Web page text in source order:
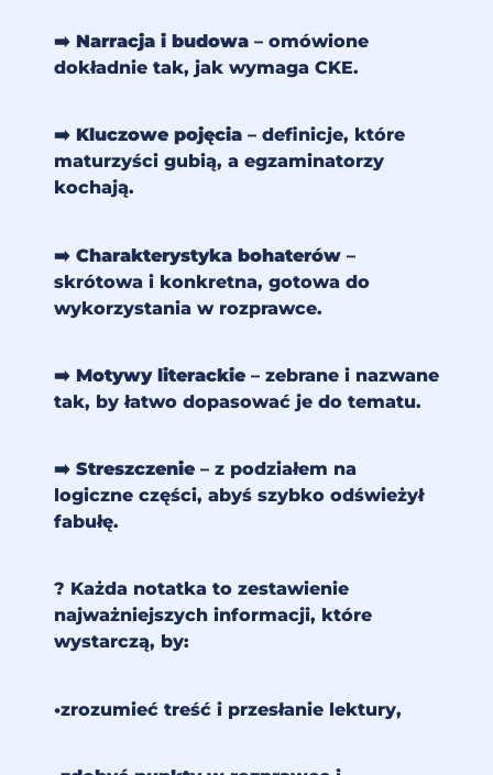
➡️ Narracja i budowa– omówione
dokładnie tak, jak wymaga CKE.
➡️ Kluczowe pojęcia– definicje, które
maturzyści gubią, a egzaminatorzy
kochają.
➡️ Charakterystyka bohaterów–
skrótowa i konkretna, gotowa do
wykorzystania w rozprawce.
➡️ Motywy literackie– zebrane i nazwane
tak, by łatwo dopasować je do tematu.
➡️ Streszczenie– z podziałem na
logiczne części, abyś szybko odświeżył
fabułę.
? Każda notatka to zestawienie
najważniejszych informacji, które
wystarczą, by:
•zrozumieć treść i przesłanie lektury,